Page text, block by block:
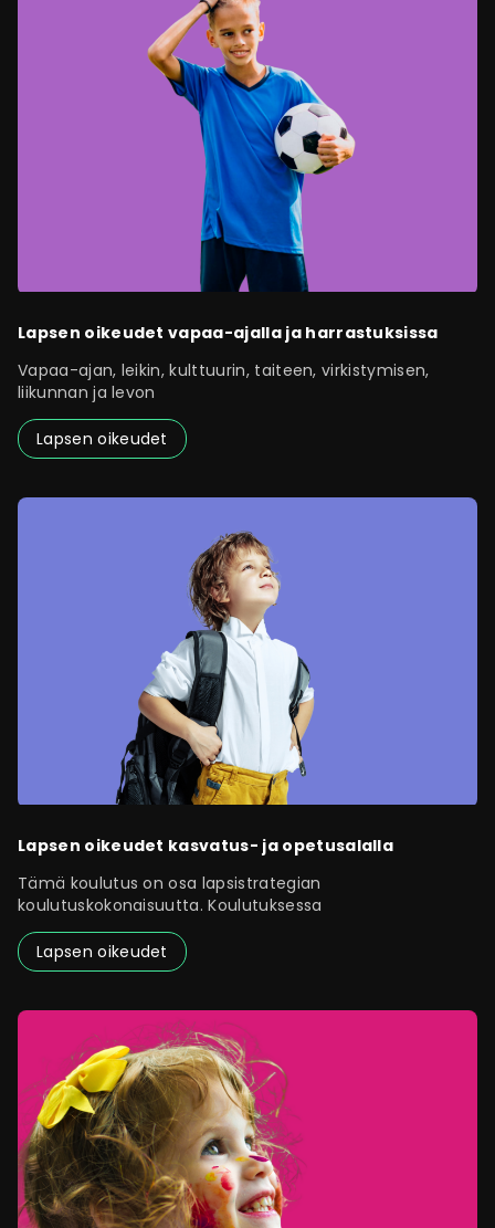
Lapsen oikeudet vapaa-ajalla ja harrastuksissa
Vapaa-ajan, leikin, kulttuurin, taiteen, virkistymisen,
liikunnan ja levon
Lapsen oikeudet
Lapsen oikeudet kasvatus- ja opetusalalla
Tämä koulutus on osa lapsistrategian
koulutuskokonaisuutta. Koulutuksessa
Lapsen oikeudet